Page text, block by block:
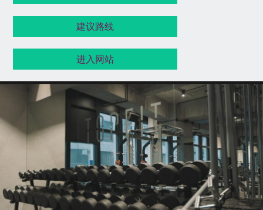
建议路线
进入网站